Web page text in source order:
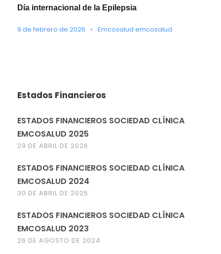
Día internacional de la Epilepsia
9 de febrero de 2026 • Emcosalud emcosalud
Estados Financieros
ESTADOS FINANCIEROS SOCIEDAD CLÍNICA
EMCOSALUD 2025
29 DE ABRIL DE 2026
ESTADOS FINANCIEROS SOCIEDAD CLÍNICA
EMCOSALUD 2024
30 DE ABRIL DE 2025
ESTADOS FINANCIEROS SOCIEDAD CLÍNICA
EMCOSALUD 2023
26 DE AGOSTO DE 2024